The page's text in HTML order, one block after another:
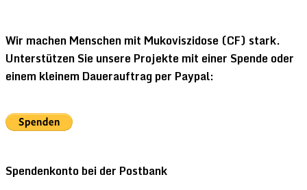
Wir machen Menschen mit Mukoviszidose (CF) stark.
Unterstützen Sie unsere Projekte mit einer Spende oder
einem kleinem Dauerauftrag per Paypal:
Spendenkonto bei der Postbank